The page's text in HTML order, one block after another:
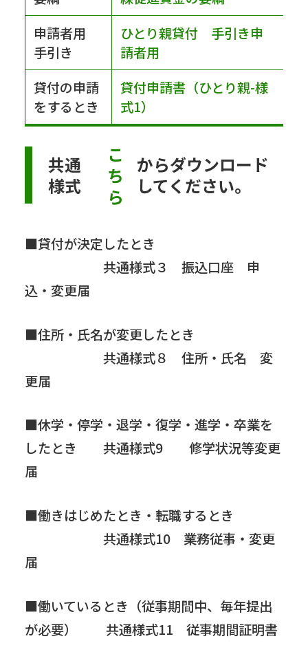
申請者用
手引き
ひとり親貸付 手引き申
請者用
貸付の申請
をするとき
貸付申請書（ひとり親-様
式1）
共通
様式
こ
ち
ら
からダウンロード
してください。
■貸付が決定したとき
共通様式３ 振込口座 申
込・変更届
■住所・氏名が変更したとき
共通様式８ 住所・氏名 変
更届
■休学・停学・退学・復学・進学・卒業を
したとき 共通様式9 修学状況等変更
届
■働きはじめたとき・転職するとき
共通様式10 業務従事・変更
届
■働いているとき（従事期間中、毎年提出
が必要） 共通様式11 従事期間証明書